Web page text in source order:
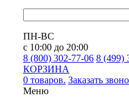
ПН-ВС
с 10:00 до 20:00
8 (800) 302-77-06 8 (499)
КОРЗИНА
0 товаров. Заказать
Меню